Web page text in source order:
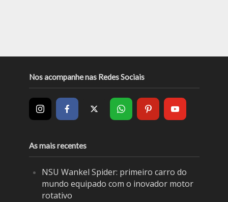
Nos acompanhe nas Redes Sociais
As mais recentes
NSU Wankel Spider: primeiro carro do
mundo equipado com o inovador motor
rotativo